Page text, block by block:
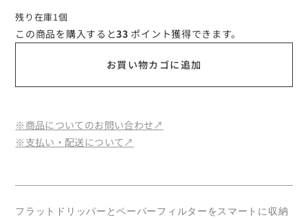
残り在庫1個
この商品を購入すると33 ポイント獲得できます。
お買い物カゴに追加
※商品についてのお問い合わせ↗︎
※支払い・配送について↗︎
フラットドリッパーとペーパーフィルターをスマートに収納